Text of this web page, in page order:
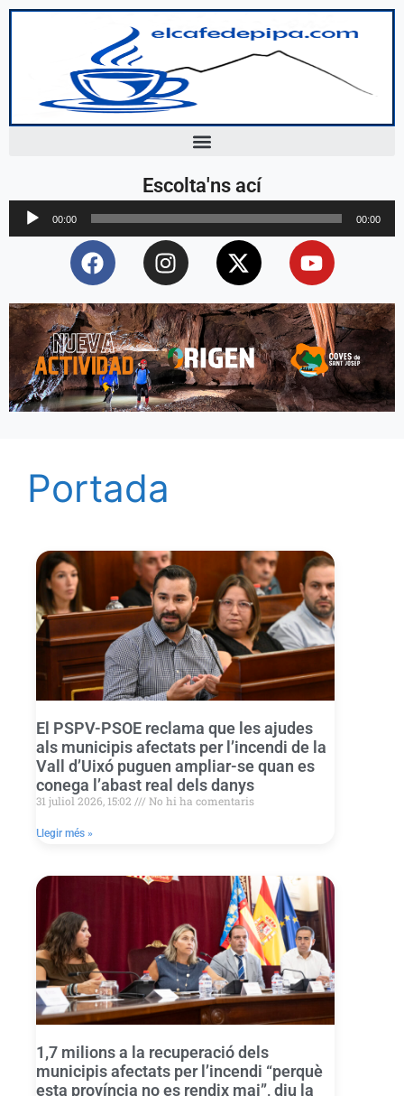
Escolta'ns ací
Reproductor
d'àudio
00:00 00:00
Portada
El PSPV-PSOE reclama que les ajudes
als municipis afectats per l’incendi de la
Vall d’Uixó puguen ampliar-se quan es
conega l’abast real dels danys
31 juliol 2026, 15:02 No hi ha comentaris
Llegir més »
1,7 milions a la recuperació dels
municipis afectats per l’incendi “perquè
esta província no es rendix mai”, diu la